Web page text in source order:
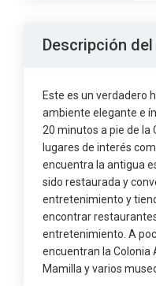
Descripción
Este es un verdadero
ambiente elegante e
20 minutos a pie de la
lugares de interés
encuentra la antigua
sido restaurada y
entretenimiento y
encontrar
entretenimiento. A
encuentran la Colonia
Mamilla y varios